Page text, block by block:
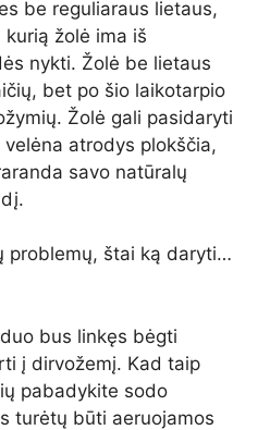
be reguliaraus lietaus,
žolė ima iš
nykti. Žolė be lietaus
bet po šio laikotarpio
Žolė gali pasidaryti
atrodys plokščia,
savo natūralų
problemų, štai ką daryti…
bus linkęs bėgti
į dirvožemį. Kad taip
pabadykite sodo
turėtų būti aeruojamos